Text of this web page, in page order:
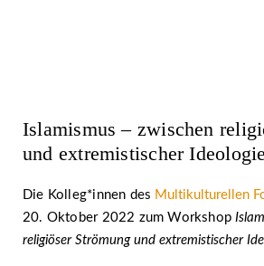
Islamismus – zwischen
und extremistischer Ideologie
Die Kolleg*innen des Multikulturellen
20. Oktober 2022 zum Workshop
religiöser Strömung und extremistischer